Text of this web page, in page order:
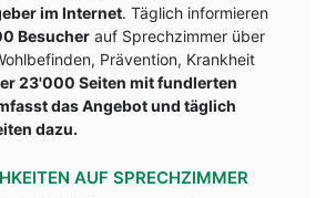
im Internet. Täglich informieren
Besucher auf Sprechzimmer über
Prävention, Krankheit
23'000 Seiten mit fundlerten
das Angebot und täglich
dazu.
AUF SPRECHZIMMER